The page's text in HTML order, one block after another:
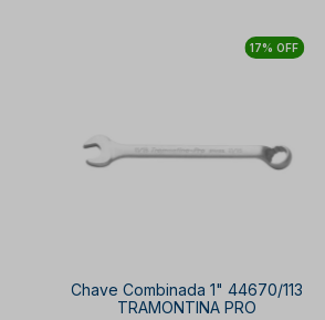
17% OFF
Chave Combinada 1" 44670/113
TRAMONTINA PRO